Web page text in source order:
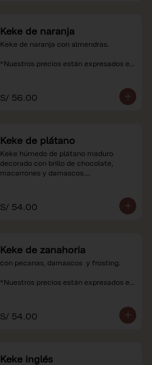
Keke de naranja
Keke de naranja con almendras.
*Nuestros precios están expresados en
S/ 56.00
Keke de plátano
Keke húmedo de plátano maduro
decorado con brillo de chocolate,
macarrones y damascos.
soles e incluyen impuestos de ley y
recargo al consumo.
S/ 54.00
Keke de zanahoria
con pecanas, damascos  y frosting.
*Nuestros precios están expresados en
S/ 54.00
Keke inglés